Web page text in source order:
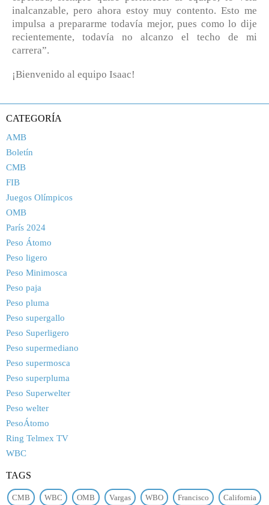
inalcanzable, pero ahora estoy muy contento. Esto me
impulsa a prepararme todavía mejor, pues como lo dije
recientemente, todavía no alcanzo el techo de mi
carrera”.
¡Bienvenido al equipo Isaac!
CATEGORÍA
AMB
Boletín
CMB
FIB
Juegos Olímpicos
OMB
París 2024
Peso Átomo
Peso ligero
Peso Minimosca
Peso paja
Peso pluma
Peso supergallo
Peso Superligero
Peso supermediano
Peso supermosca
Peso superpluma
Peso Superwelter
Peso welter
PesoÁtomo
Ring Telmex TV
WBC
TAGS
CMB WBC OMB Vargas WBO Francisco California